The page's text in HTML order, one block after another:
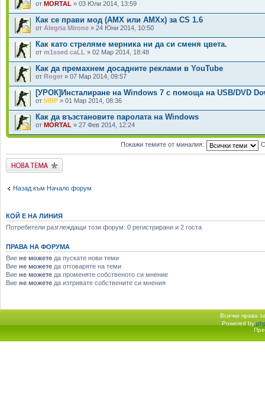
от MORTAL » 03 Юли 2014, 13:59
Как се прави мод (АМХ или АМХx) за CS 1.6
от Alegria Mirone » 24 Юни 2014, 10:50
Как като стреляме мерника ни да си сменя цвета.
от m1ssed caLL » 02 Мар 2014, 18:48
Как да премахнем досадните реклами в YouTube
от Roger » 07 Мар 2014, 09:57
[УРОК]Инсталиране на Windows 7 с помоща на USB/DVD
от MBP » 01 Мар 2014, 08:36
Как да възстановите паролата на Windows
от MORTAL » 27 Фев 2014, 12:24
Покажи темите от миналия:
Публикувай нова
тема
Назад към Начало форум
КОЙ Е НА ЛИНИЯ
Потребители разглеждащи този форум: 0 регистрирани и 2 госта
ПРАВА НА ФОРУМА
Вие не можете да пускате нови теми
Вие не можете да отговаряте на теми
Вие не можете да променяте собственото си мнение
Вие не можете да изтривате собствените си мнения
Всички права
Начало форум Powered by